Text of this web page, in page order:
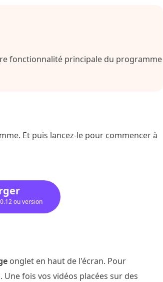
fonctionnalité principale du programme
Et puis lancez-le pour commencer à
ou version
onglet en haut de l'écran. Pour
Une fois vos vidéos placées sur des